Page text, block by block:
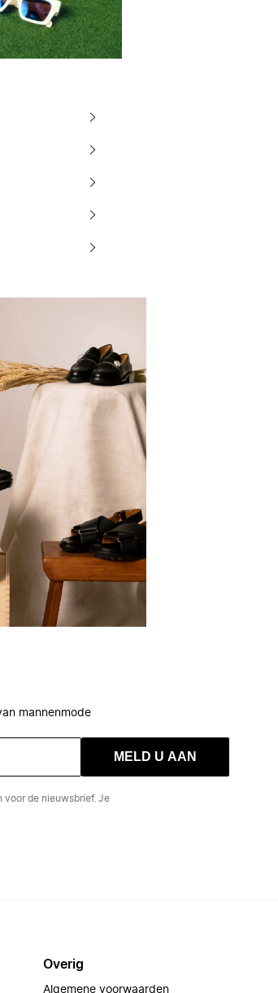
mannenmode
MELD U AAN
voor de nieuwsbrief. Je
Overig
Algemene voorwaarden